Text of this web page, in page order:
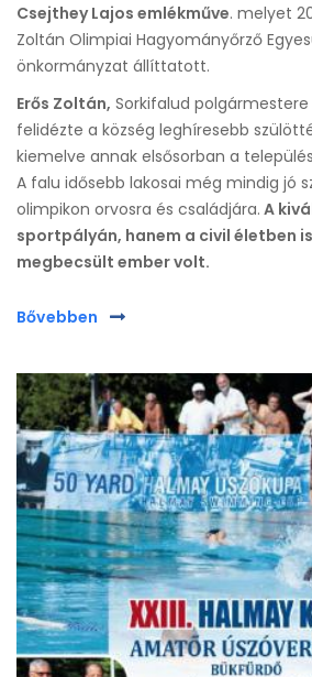
Csejthey Lajos emlékműve. melyet
Zoltán Olimpiai Hagyományőrző
önkormányzat állíttatott.
Erős Zoltán, Sorkifalud
felidézte a község leghíresebb
kiemelve annak elsősorban a
A falu idősebb lakosai még mindig jó
olimpikon orvosra és családjára. A
sportpályán, hanem a civil életben
megbecsült ember volt.
Bővebben